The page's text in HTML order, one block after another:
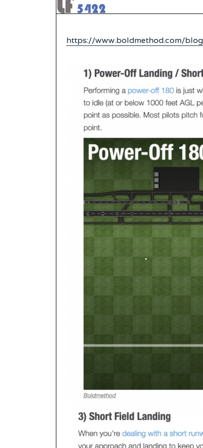
https://www.boldmethod.com/